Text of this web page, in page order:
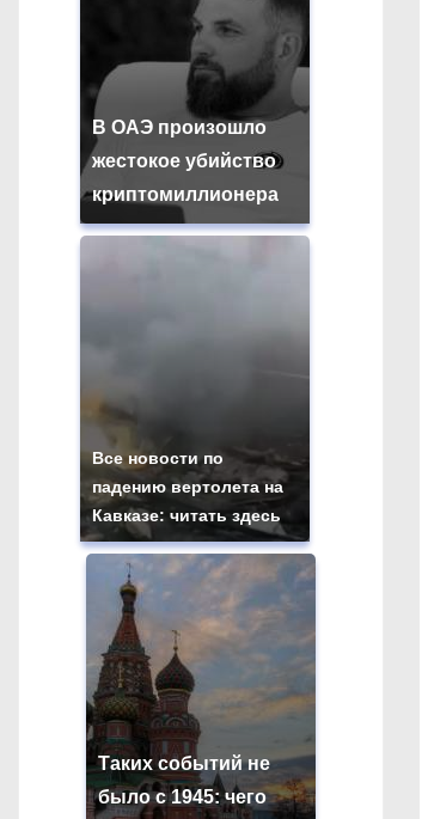
В ОАЭ произошло
жестокое убийство
криптомиллионера
Все новости по
падению вертолета на
Кавказе: читать здесь
Таких событий не
было с 1945: чего